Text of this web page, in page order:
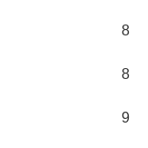
8
8
9